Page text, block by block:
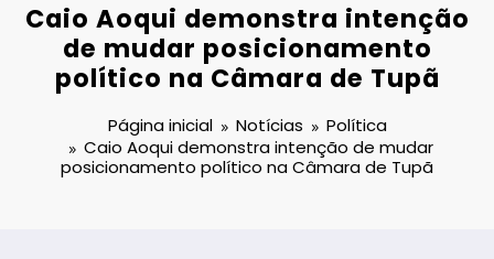
Caio Aoqui demonstra intenção
de mudar posicionamento
político na Câmara de Tupã
Página inicial Notícias
Política
Caio Aoqui demonstra intenção de mudar
posicionamento político na Câmara de Tupã